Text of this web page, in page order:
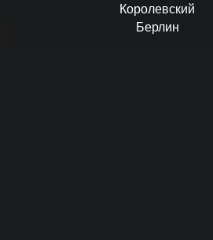
Королевский
Берлин